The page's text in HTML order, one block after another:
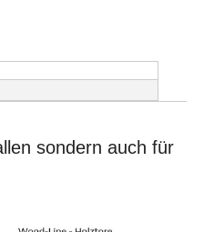
sondern auch für